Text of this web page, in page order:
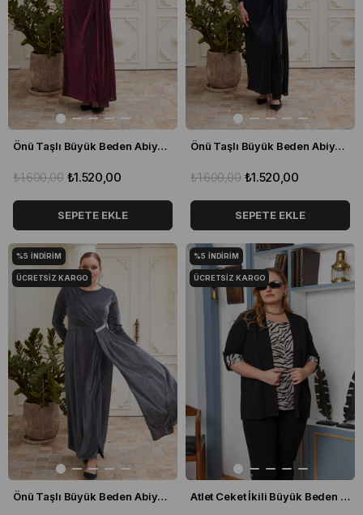
Önü Taşlı Büyük Beden Abiye Elbise Bordo
₺1.520,00
₺1.600,00
SEPETE EKLE
Önü Taşlı Büyük Beden Abiye Elbise Siyah
₺1.520,00
₺1.600,00
SEPETE EKLE
Önü Taşlı Büyük Beden Abiye Elbise Gümüş
%5 İNDIRIM
ÜCRETSIZ KARGO
Atlet Ceket İkili Büyük Beden Takım Siyah
%5 İNDIRIM
ÜCRETSIZ KARGO